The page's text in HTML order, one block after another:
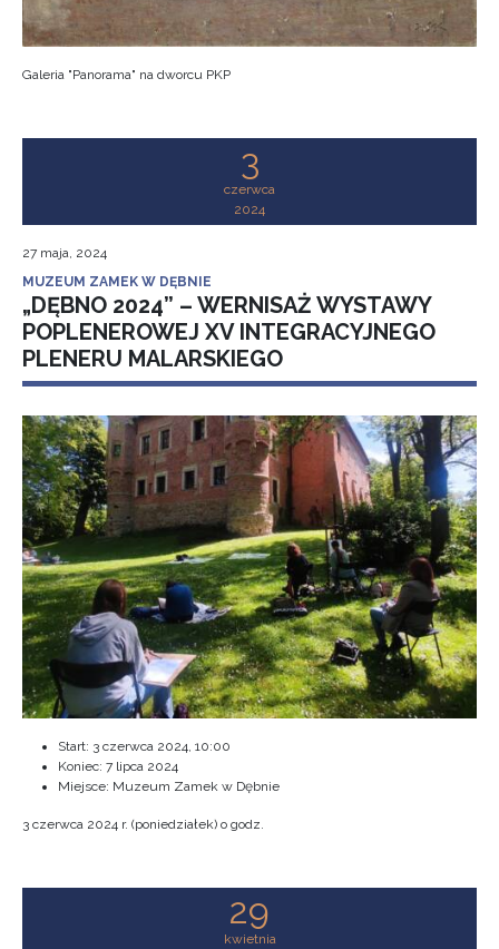
Galeria "Panorama" na dworcu PKP
3
czerwca
2024
27 maja, 2024
MUZEUM ZAMEK W DĘBNIE
„DĘBNO 2024” – WERNISAŻ WYSTAWY
POPLENEROWEJ XV INTEGRACYJNEGO
PLENERU MALARSKIEGO
Start: 3 czerwca 2024, 10:00
Koniec: 7 lipca 2024
Miejsce: Muzeum Zamek w Dębnie
3 czerwca 2024 r. (poniedziałek) o godz.
29
kwietnia